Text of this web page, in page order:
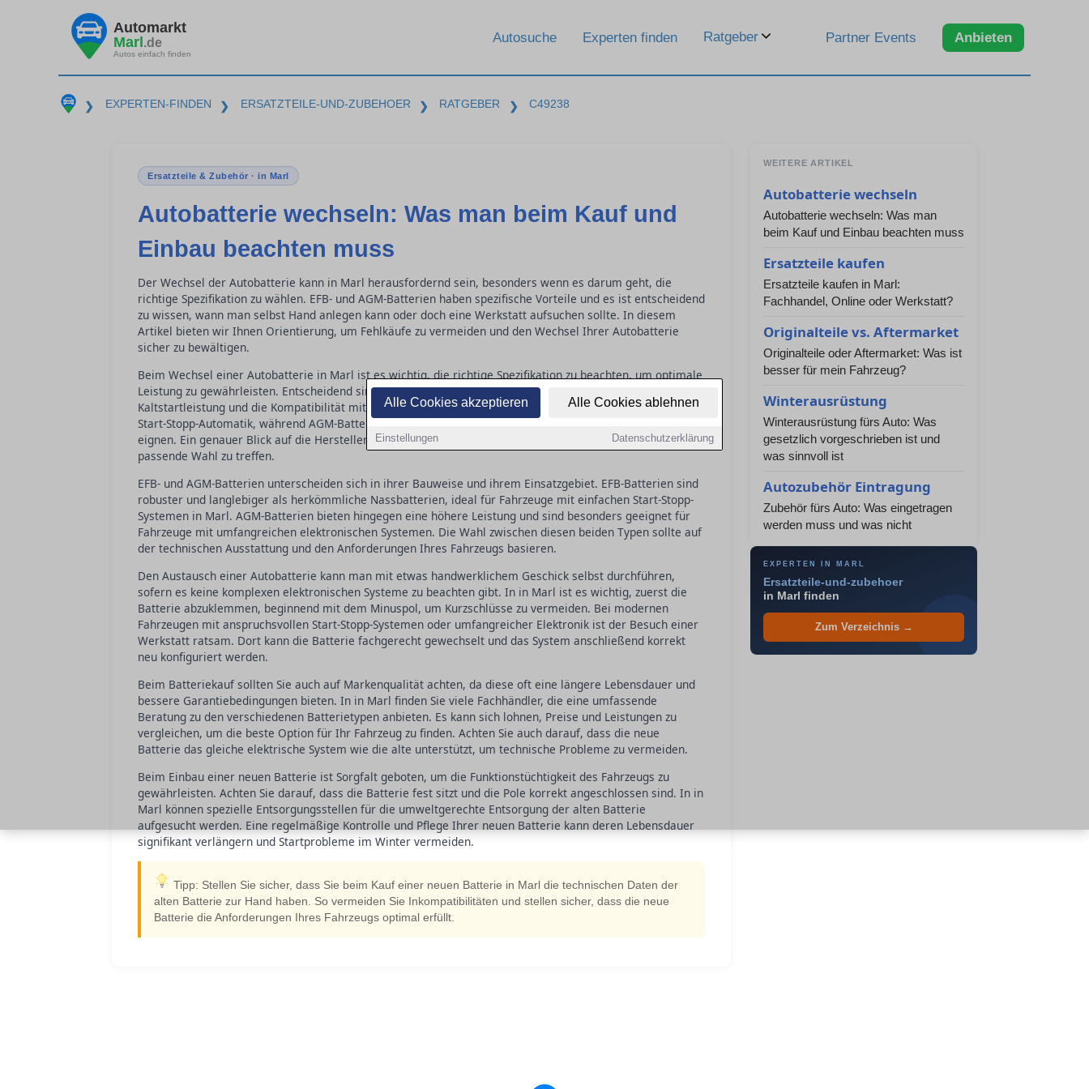
Alle Cookies akzeptieren Alle Cookies ablehnen
Einstellungen Datenschutzerklärung
Automarkt
Marl.de
Autos einfach finden
Autosuche Experten finden Ratgeber Partner Events Anbieten
❯ EXPERTEN-FINDEN ❯ ERSATZTEILE-UND-ZUBEHOER ❯ RATGEBER ❯ C49238
Ersatzteile & Zubehör · in Marl
Autobatterie wechseln: Was man beim Kauf und
Einbau beachten muss
Der Wechsel der Autobatterie kann in Marl herausfordernd sein, besonders wenn es darum geht, die
richtige Spezifikation zu wählen. EFB- und AGM-Batterien haben spezifische Vorteile und es ist entscheidend
zu wissen, wann man selbst Hand anlegen kann oder doch eine Werkstatt aufsuchen sollte. In diesem
Artikel bieten wir Ihnen Orientierung, um Fehlkäufe zu vermeiden und den Wechsel Ihrer Autobatterie
sicher zu bewältigen.
Beim Wechsel einer Autobatterie in Marl ist es wichtig, die richtige Spezifikation zu beachten, um optimale
Leistung zu gewährleisten. Entscheidend sind nicht nur Größe und Kapazität, sondern auch die
Kaltstartleistung und die Kompatibilität mit Ihrem Fahrzeug. EFB-Batterien sind ideal für Fahrzeuge mit
Start-Stopp-Automatik, während AGM-Batterien sich für Autos mit vielen elektronischen Verbrauchern
eignen. Ein genauer Blick auf die Herstellervorgaben und die bisherigen Batterieparameter hilft, die
passende Wahl zu treffen.
EFB- und AGM-Batterien unterscheiden sich in ihrer Bauweise und ihrem Einsatzgebiet. EFB-Batterien sind
robuster und langlebiger als herkömmliche Nassbatterien, ideal für Fahrzeuge mit einfachen Start-Stopp-
Systemen in Marl. AGM-Batterien bieten hingegen eine höhere Leistung und sind besonders geeignet für
Fahrzeuge mit umfangreichen elektronischen Systemen. Die Wahl zwischen diesen beiden Typen sollte auf
der technischen Ausstattung und den Anforderungen Ihres Fahrzeugs basieren.
Den Austausch einer Autobatterie kann man mit etwas handwerklichem Geschick selbst durchführen,
sofern es keine komplexen elektronischen Systeme zu beachten gibt. In in Marl ist es wichtig, zuerst die
Batterie abzuklemmen, beginnend mit dem Minuspol, um Kurzschlüsse zu vermeiden. Bei modernen
Fahrzeugen mit anspruchsvollen Start-Stopp-Systemen oder umfangreicher Elektronik ist der Besuch einer
Werkstatt ratsam. Dort kann die Batterie fachgerecht gewechselt und das System anschließend korrekt
neu konfiguriert werden.
Beim Batteriekauf sollten Sie auch auf Markenqualität achten, da diese oft eine längere Lebensdauer und
bessere Garantiebedingungen bieten. In in Marl finden Sie viele Fachhändler, die eine umfassende
Beratung zu den verschiedenen Batterietypen anbieten. Es kann sich lohnen, Preise und Leistungen zu
vergleichen, um die beste Option für Ihr Fahrzeug zu finden. Achten Sie auch darauf, dass die neue
Batterie das gleiche elektrische System wie die alte unterstützt, um technische Probleme zu vermeiden.
Beim Einbau einer neuen Batterie ist Sorgfalt geboten, um die Funktionstüchtigkeit des Fahrzeugs zu
gewährleisten. Achten Sie darauf, dass die Batterie fest sitzt und die Pole korrekt angeschlossen sind. In in
Marl können spezielle Entsorgungsstellen für die umweltgerechte Entsorgung der alten Batterie
aufgesucht werden. Eine regelmäßige Kontrolle und Pflege Ihrer neuen Batterie kann deren Lebensdauer
signifikant verlängern und Startprobleme im Winter vermeiden.
Tipp: Stellen Sie sicher, dass Sie beim Kauf einer neuen Batterie in Marl die technischen Daten der
alten Batterie zur Hand haben. So vermeiden Sie Inkompatibilitäten und stellen sicher, dass die neue
Batterie die Anforderungen Ihres Fahrzeugs optimal erfüllt.
WEITERE ARTIKEL
Autobatterie wechseln
Autobatterie wechseln: Was man
beim Kauf und Einbau beachten muss
Ersatzteile kaufen
Ersatzteile kaufen in Marl:
Fachhandel, Online oder Werkstatt?
Originalteile vs. Aftermarket
Originalteile oder Aftermarket: Was ist
besser für mein Fahrzeug?
Winterausrüstung
Winterausrüstung fürs Auto: Was
gesetzlich vorgeschrieben ist und
was sinnvoll ist
Autozubehör Eintragung
Zubehör fürs Auto: Was eingetragen
werden muss und was nicht
EXPERTEN IN MARL
Ersatzteile-und-zubehoer
in Marl finden
Zum Verzeichnis →